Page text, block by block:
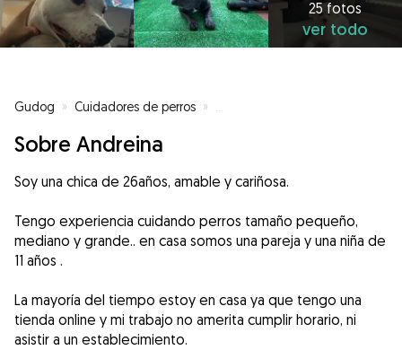
25 fotos
ver todo
Gudog » Cuidadores de perros »
Sobre Andreina
Soy una chica de 26años, amable y cariñosa.
Tengo experiencia cuidando perros tamaño pequeño,
mediano y grande.. en casa somos una pareja y una niña de
11 años .
La mayoría del tiempo estoy en casa ya que tengo una
tienda online y mi trabajo no amerita cumplir horario, ni
asistir a un establecimiento.